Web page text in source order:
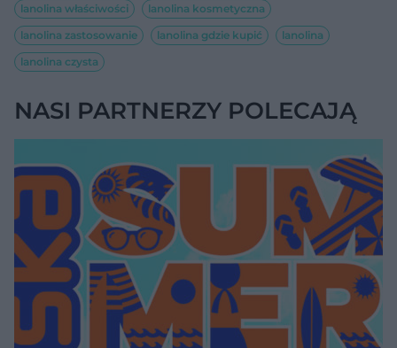
lanolina właściwości
lanolina kosmetyczna
lanolina zastosowanie
lanolina gdzie kupić
lanolina
lanolina czysta
NASI PARTNERZY POLECAJĄ